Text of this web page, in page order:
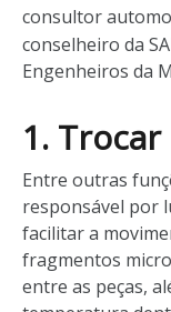
consultor
conselheiro da
Engenheiros da
1.
Entre outras
responsável por
facilitar a
fragmentos
entre as peças,